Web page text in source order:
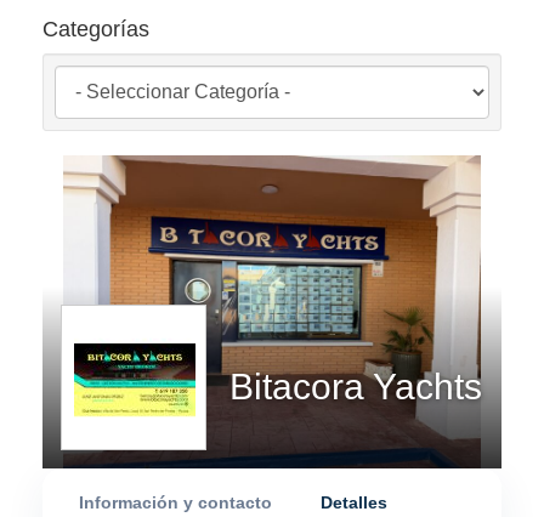
Categorías
Bitacora Yachts
Información y contacto Detalles